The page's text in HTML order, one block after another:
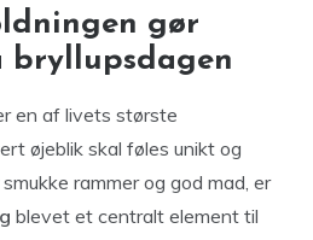
gør
bryllupsdagen
en af livets største
øjeblik skal føles unikt og
rammer og god mad, er
blevet et centralt element til